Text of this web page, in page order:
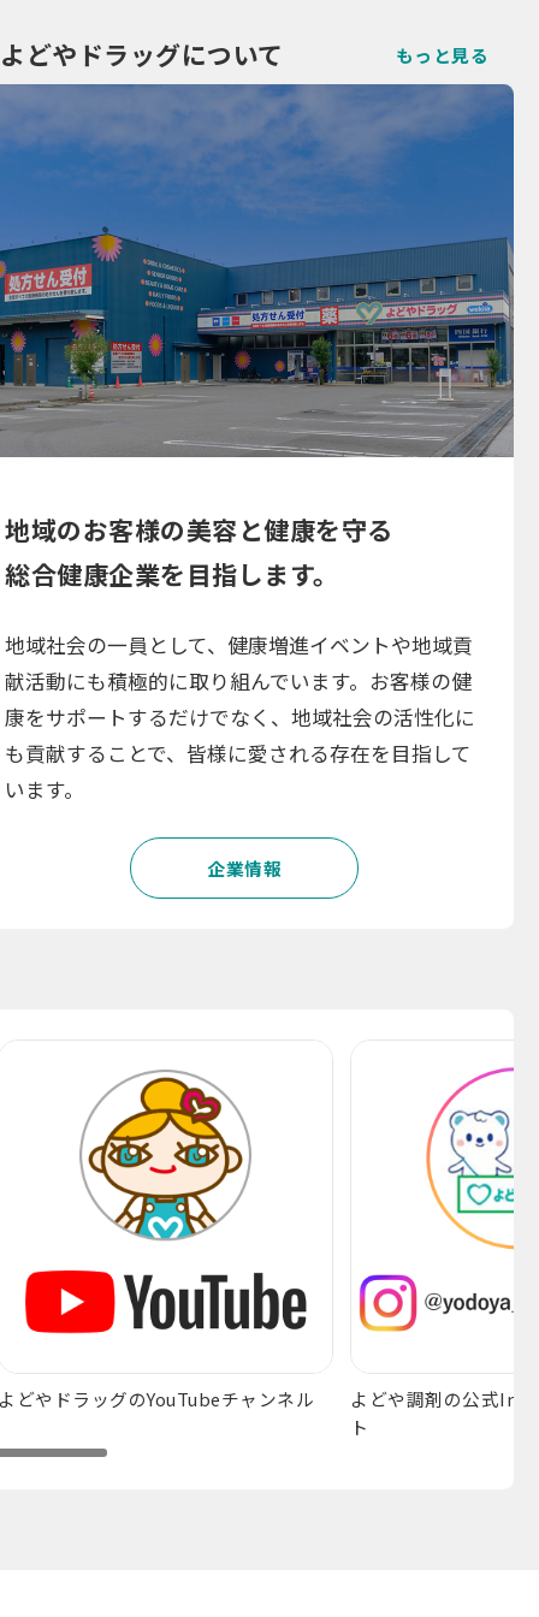
よどやドラッグについて もっと見る
地域のお客様の美容と健康を守る
総合健康企業を目指します。
地域社会の一員として、健康増進イベントや地域貢
献活動にも積極的に取り組んでいます。お客様の健
康をサポートするだけでなく、地域社会の活性化に
も貢献することで、皆様に愛される存在を目指して
います。
企業情報
どやドラッグのYouTubeチャンネル
よどや調剤の公式
ト